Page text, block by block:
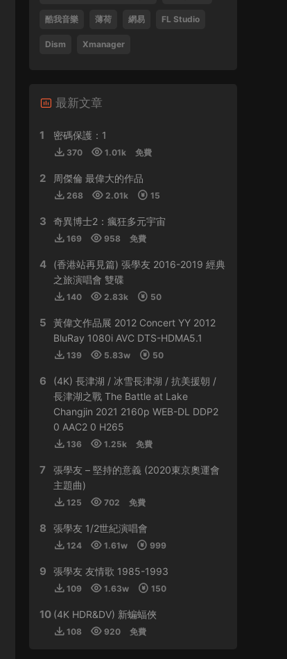
喜歡聽張敬軒的歌
來源：
張敬軒 2018 Hinsideout 演唱會 Hins
Silicon • 2024-04-30
來源： (香港站&台北站) 張學友 經典之旅
HY0768 • 2024-03-13
來源：
容祖兒 Another Side Joey My Secret
Live 2023
509sdyfk • 2024-02-21
這個真是太貴了
來源： 容祖兒 Another Side Joey My Secret
Live 2023
HJGZS • 2024-02-06
好貴啊
來源： 容祖兒 Another Side Joey My Secret
Live 2023
io；
來源： 周傑倫 最偉大的作品
虛空恐懼 • 2024-01-11
來源： 林子祥&趙增熹 2013 絕對熹祥 演唱會 A
Tsang Hei 2013 Blu-ray 1080i AVC DTS-HD
MA 5.1
酷我音樂 薄荷 網易 FL Studio
Dism Xmanager
最新文章
1 密碼保護：1
370 1.01k 免費
2 周傑倫 最偉大的作品
268 2.01k 15
3 奇異博士2：瘋狂多元宇宙
169 958 免費
4
(香港站再見篇) 張學友 2016-2019 經典
之旅演唱會 雙碟
140 2.83k 50
5
黃偉文作品展 2012 Concert YY 2012
BluRay 1080i AVC DTS-HDMA5.1
139 5.83w 50
6
(4K) 長津湖 / 冰雪長津湖 / 抗美援朝 /
長津湖之戰 The Battle at Lake
Changjin 2021 2160p WEB-DL DDP2
0 AAC2 0 H265
136 1.25k 免費
7
張學友 – 堅持的意義 (2020東京奧運會
主題曲)
125 702 免費
8 張學友 1/2世紀演唱會
124 1.61w 999
9 張學友 友情歌 1985-1993
109 1.63w 150
10 (4K HDR&DV) 新蝙蝠俠
108 920 免費